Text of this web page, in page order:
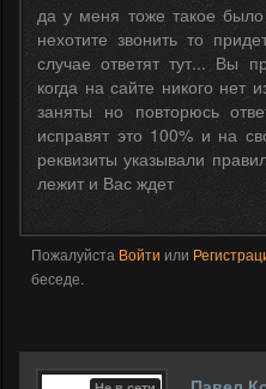
да у меня тоже такое
нехотите звонить то
случае ответят тут... Вы
когда на сайте никого нет
заняты но повторюсь
исправят это 100% и на
реквизиты указывали
лежит и Вас ждет
Пожалуйста Войти или
беседе.